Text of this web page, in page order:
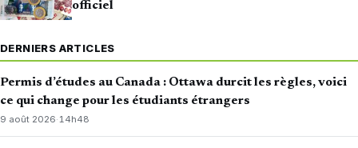
officiel
DERNIERS ARTICLES
Permis d’études au Canada : Ottawa durcit les règles, voici
ce qui change pour les étudiants étrangers
9 août 2026· 14h48